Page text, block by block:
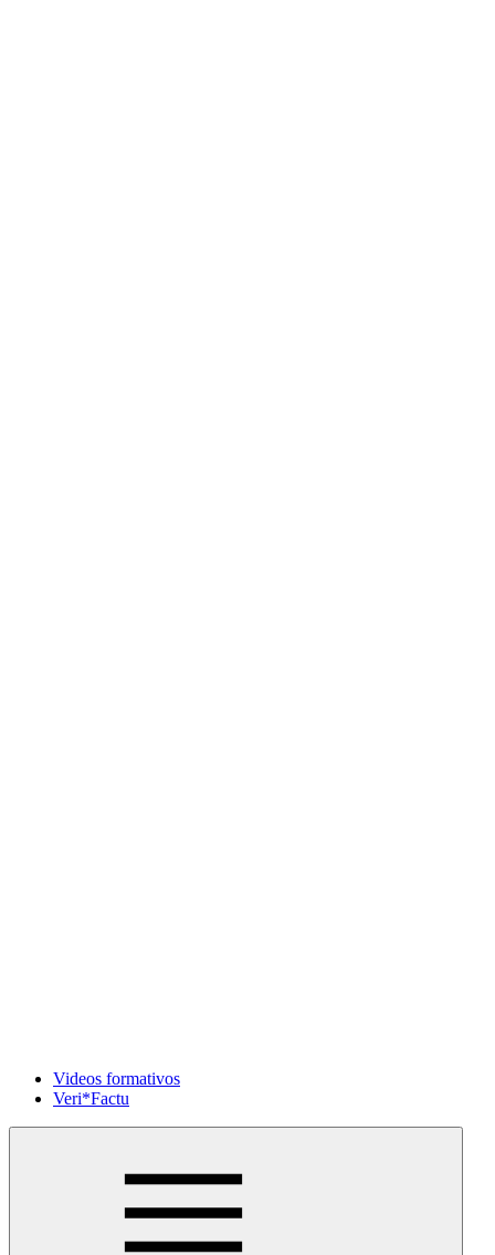
Videos formativos
Veri*Factu